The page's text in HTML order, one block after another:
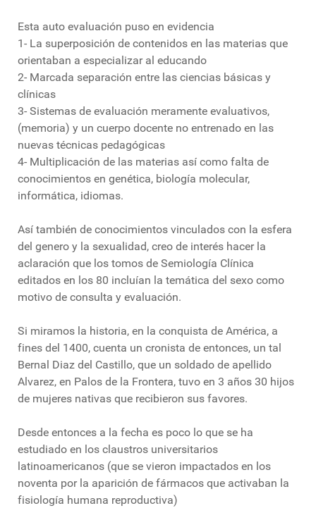
Esta auto evaluación puso en evidencia
1- La superposición de contenidos en las materias que
orientaban a especializar al educando
2- Marcada separación entre las ciencias básicas y
clínicas
3- Sistemas de evaluación meramente evaluativos,
(memoria) y un cuerpo docente no entrenado en las
nuevas técnicas pedagógicas
4- Multiplicación de las materias así como falta de
conocimientos en genética, biología molecular,
informática, idiomas.
Así también de conocimientos vinculados con la esfera
del genero y la sexualidad, creo de interés hacer la
aclaración que los tomos de Semiología Clínica
editados en los 80 incluían la temática del sexo como
motivo de consulta y evaluación.
Si miramos la historia, en la conquista de América, a
fines del 1400, cuenta un cronista de entonces, un tal
Bernal Diaz del Castillo, que un soldado de apellido
Alvarez, en Palos de la Frontera, tuvo en 3 años 30 hijos
de mujeres nativas que recibieron sus favores.
Desde entonces a la fecha es poco lo que se ha
estudiado en los claustros universitarios
latinoamericanos (que se vieron impactados en los
noventa por la aparición de fármacos que activaban la
fisiología humana reproductiva)